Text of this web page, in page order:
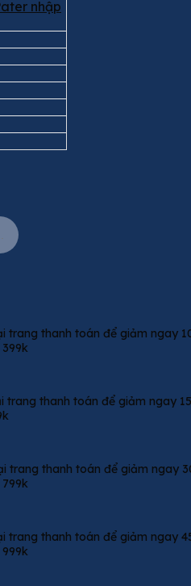
nhập
trang thanh toán để giảm ngay
trang thanh toán để giảm ngay
trang thanh toán để giảm ngay
trang thanh toán để giảm ngay